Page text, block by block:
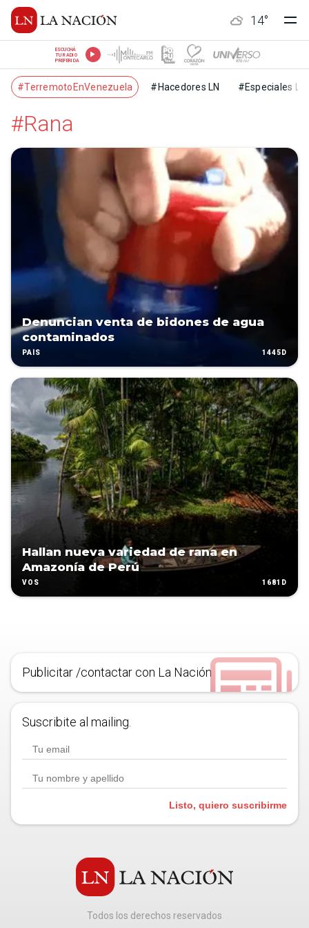
14°
ESCUCHÁ
TU RADIO
PREFERIDA
#TerremotoEnVenezuela #Hacedores LN #Especiales LN
#Rana
Denuncian venta de bidones de agua
contaminados
PAÍS 1445D
Hallan nueva variedad de rana en
Amazonía de Perú
VOS 1681D
Publicitar /contactar con La Nación
Suscribite al mailing.
Listo, quiero suscribirme
Todos los derechos reservados